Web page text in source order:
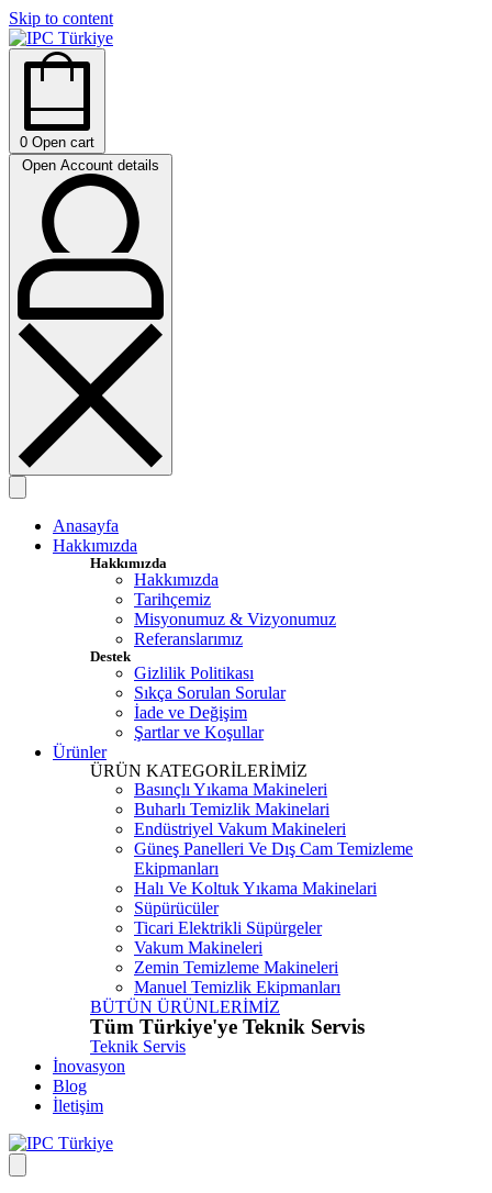
Skip to content
0 Open cart
Open Account details
Anasayfa
Hakkımızda
Hakkımızda
Hakkımızda
Tarihçemiz
Misyonumuz & Vizyonumuz
Referanslarımız
Destek
Gizlilik Politikası
Sıkça Sorulan Sorular
İade ve Değişim
Şartlar ve Koşullar
Ürünler
ÜRÜN KATEGORİLERİMİZ
Basınçlı Yıkama Makineleri
Buharlı Temizlik Makinelari
Endüstriyel Vakum Makineleri
Güneş Panelleri Ve Dış Cam Temizleme
Ekipmanları
Halı Ve Koltuk Yıkama Makinelari
Süpürücüler
Ticari Elektrikli Süpürgeler
Vakum Makineleri
Zemin Temizleme Makineleri
Manuel Temizlik Ekipmanları
BÜTÜN ÜRÜNLERİMİZ
Tüm Türkiye'ye Teknik Servis
Teknik Servis
İnovasyon
Blog
İletişim